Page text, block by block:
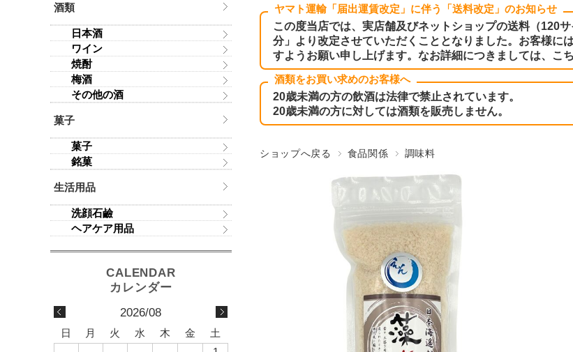
ヤマト運輸「届出運賃改定」に伴う「送料改定」のお知らせ
この度当店では、実店舗及びネットショップの送料（120
分」より改定させていただくこととなりました。お客様に
すようお願い申し上げます。なお詳細につきましては、こ
酒類をお買い求めのお客様へ
20歳未満の方の飲酒は法律で禁止されています。
20歳未満の方に対しては酒類を販売しません。
ショップへ戻る 食品関係 調味料
酒類
日本酒
ワイン
焼酎
梅酒
その他の酒
菓子
菓子
銘菓
生活用品
洗顔石鹼
ヘアケア用品
2026/08
日 月 火 水 木 金
土